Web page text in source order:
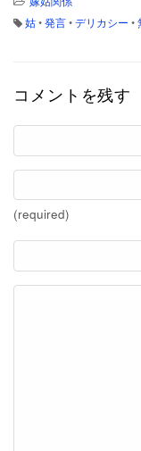
姑•発言•デリカシー •
コメントを残す
(required)